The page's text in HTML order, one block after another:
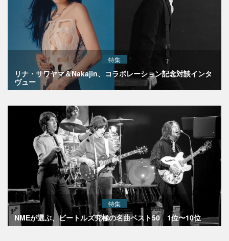
特集
リナ・サワヤマ＆Nakajin、コラボレーション記念対談インタ
ヴュー
特集
NMEが選ぶ、ビートルズ究極の名曲ベスト50 1位〜10位